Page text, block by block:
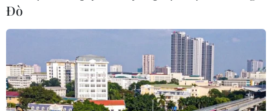
chuyến bay nội địa Mỹ
Lật lại bí ẩn vụ trộm nghệ thuật lớn
nhất thế giới qua lời kể của cựu đặc
Đò